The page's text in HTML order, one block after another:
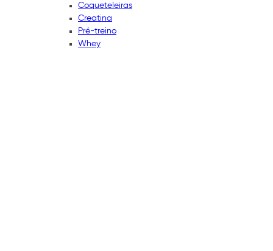
Coqueteleiras
Creatina
Pré-treino
Whey